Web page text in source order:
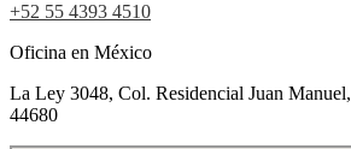
+52 55 4393 4510
Oficina en México
La Ley 3048, Col. Residencial Juan Manuel,
44680